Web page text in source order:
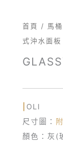
首頁 / 馬
式沖水面板
OLI
尺寸圖：
顏色：灰(